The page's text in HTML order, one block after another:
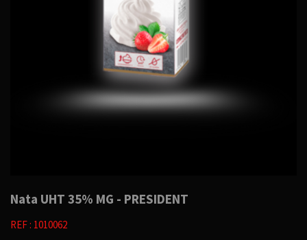
Nata UHT 35% MG - PRESIDENT
REF : 1010062